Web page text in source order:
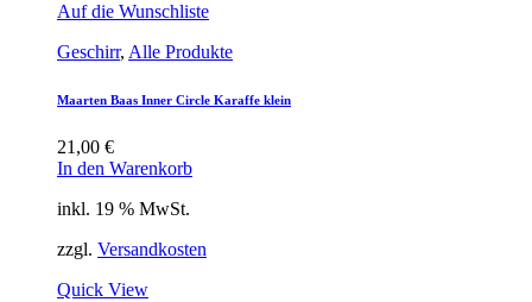
Auf die Wunschliste
Geschirr, Alle Produkte
Maarten Baas Inner Circle Karaffe klein
21,00 €
In den Warenkorb
inkl. 19 % MwSt.
zzgl. Versandkosten
Quick View